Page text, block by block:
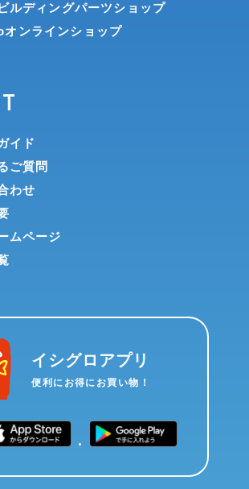
ルディングパーツショップ
ンラインショップ
イド
ご質問
わせ
ムページ
イシグロアプリ
便利にお得にお買い物！